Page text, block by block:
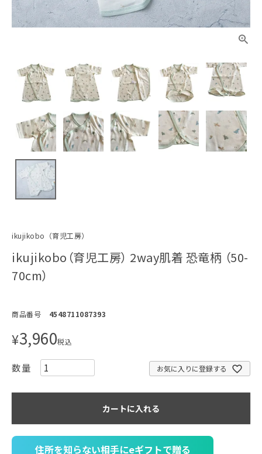
ikujikobo（育児工房）
ikujikobo（育児工房） 2way肌着 恐竜柄 （50-
70cm）
商品番号 4548711087393
¥3,960税込
お気に入りに登録する
カートに入れる
住所を知らない相手にeギフトで贈る